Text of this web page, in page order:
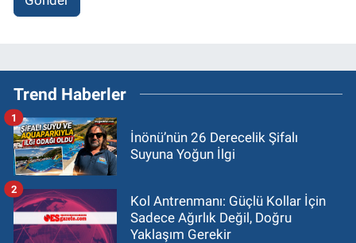
Trend Haberler
İnönü’nün 26 Derecelik Şifalı
Suyuna Yoğun İlgi
1
Kol Antrenmanı: Güçlü Kollar İçin
Sadece Ağırlık Değil, Doğru
Yaklaşım Gerekir
2